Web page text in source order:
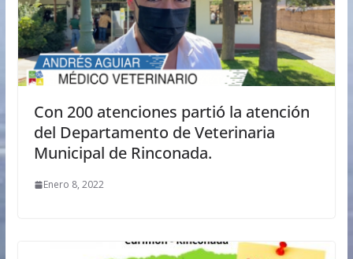
Con 200 atenciones partió la atención
del Departamento de Veterinaria
Municipal de Rinconada.
Enero 8, 2022